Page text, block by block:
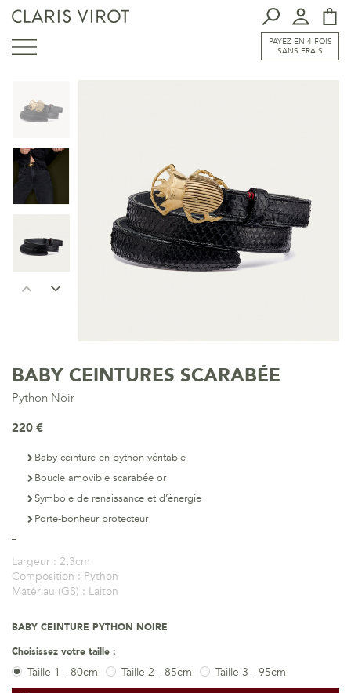
PAYEZ EN 4 FOIS
SANS FRAIS
BABY CEINTURES SCARABÉE
Python Noir
220 €
Baby ceinture en python véritable
Boucle amovible scarabée or
Symbole de renaissance et d’énergie
Porte-bonheur protecteur
Largeur : 2,3cm
Composition : Python
Matériau (GS) : Laiton
BABY CEINTURE PYTHON NOIRE
Choisissez votre taille :
Taille 1 - 80cm Taille 2 - 85cm
Taille 3 - 95cm